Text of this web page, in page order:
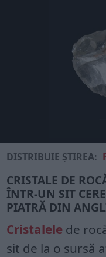
DISTRIBUIE ȘTIREA:
CRISTALE DE
ÎNTR-UN SIT
PIATRĂ DIN
Cristalele de
sit de la o sursă